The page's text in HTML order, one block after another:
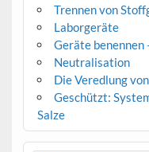
Trennen von
Laborgeräte
Geräte
Neutralisation
Die Veredlung
Geschützt:
Salze